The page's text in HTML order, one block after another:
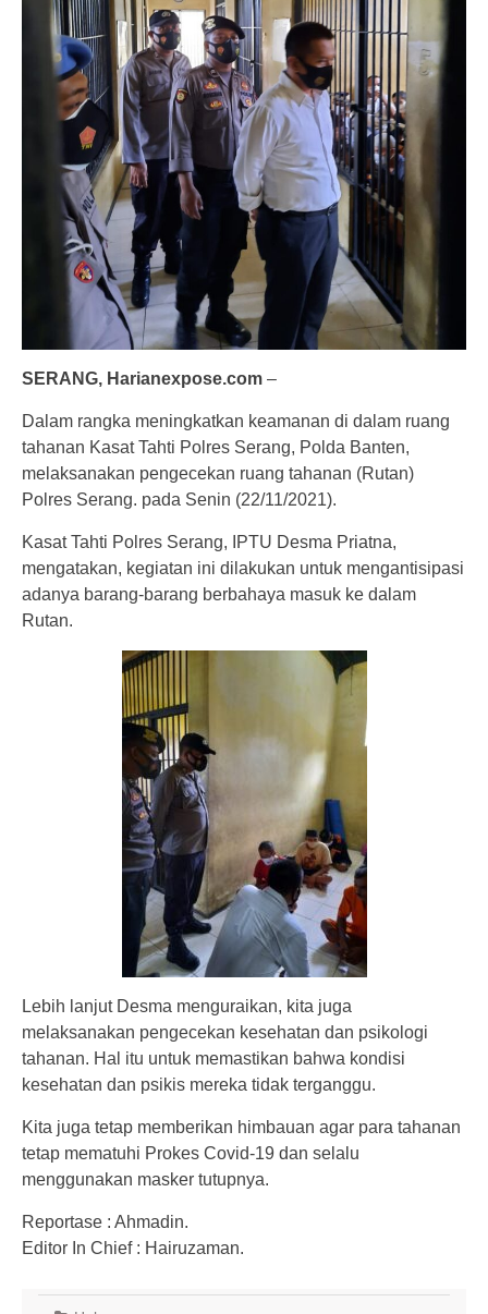
SERANG, Harianexpose.com –
Dalam rangka meningkatkan keamanan di dalam ruang
tahanan Kasat Tahti Polres Serang, Polda Banten,
melaksanakan pengecekan ruang tahanan (Rutan)
Polres Serang. pada Senin (22/11/2021).
Kasat Tahti Polres Serang, IPTU Desma Priatna,
mengatakan, kegiatan ini dilakukan untuk mengantisipasi
adanya barang-barang berbahaya masuk ke dalam
Rutan.
Lebih lanjut Desma menguraikan, kita juga
melaksanakan pengecekan kesehatan dan psikologi
tahanan. Hal itu untuk memastikan bahwa kondisi
kesehatan dan psikis mereka tidak terganggu.
Kita juga tetap memberikan himbauan agar para tahanan
tetap mematuhi Prokes Covid-19 dan selalu
menggunakan masker tutupnya.
Reportase : Ahmadin.
Editor In Chief : Hairuzaman.